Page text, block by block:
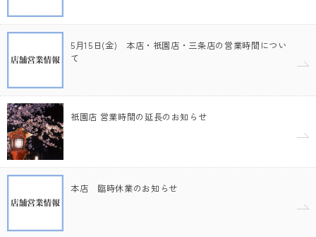
5月15日(金) 本店・祇園店・三条店の営業時間につい
て
祇園店 営業時間の延長のお知らせ
本店 臨時休業のお知らせ